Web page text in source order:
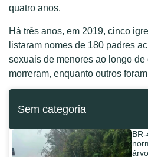
quatro anos.
Há três anos, em 2019, cinco
listaram nomes de 180 padres
sexuais de menores ao longo de
morreram, enquanto outros
Sem categoria